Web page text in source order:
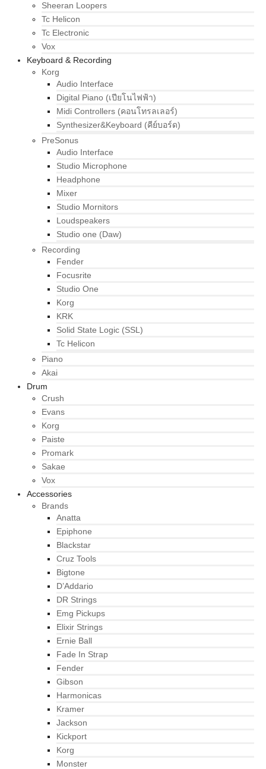
Sheeran Loopers
Tc Helicon
Tc Electronic
Vox
Keyboard & Recording
Korg
Audio Interface
Digital Piano (เปียโนไฟฟ้า)
Midi Controllers (คอนโทรลเลอร์)
Synthesizer&Keyboard (คีย์บอร์ด)
PreSonus
Audio Interface
Studio Microphone
Headphone
Mixer
Studio Mornitors
Loudspeakers
Studio one (Daw)
Recording
Fender
Focusrite
Studio One
Korg
KRK
Solid State Logic (SSL)
Tc Helicon
Piano
Akai
Drum
Crush
Evans
Korg
Paiste
Promark
Sakae
Vox
Accessories
Brands
Anatta
Epiphone
Blackstar
Cruz Tools
Bigtone
D’Addario
DR Strings
Emg Pickups
Elixir Strings
Ernie Ball
Fade In Strap
Fender
Gibson
Harmonicas
Kramer
Jackson
Kickport
Korg
Monster